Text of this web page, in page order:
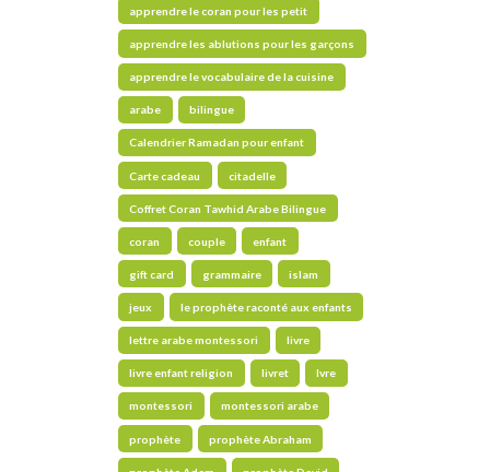
apprendre le coran pour les petit
apprendre les ablutions pour les garçons
apprendre le vocabulaire de la cuisine
arabe bilingue
Calendrier Ramadan pour enfant
Carte cadeau citadelle
Coffret Coran Tawhid Arabe Bilingue
coran couple enfant
gift card grammaire islam
jeux le prophète raconté aux enfants
lettre arabe montessori livre
livre enfant religion livret lvre
montessori montessori arabe
prophète prophète Abraham